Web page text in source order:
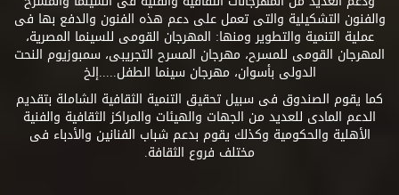
والفنون التشكيلية والتى تعمل على دعم هذه الفنون والدفع بها فى
عملية التنمية والتطوير ومنها: المهرجان القومى للسينما المصرية،
المهرجان القومى للمسرح، مهرجان المسرح التجريبى، سمبوزيوم النحت
الدولى بأسوان، مهرجان سينما الطفل.....إلخ
كما يقوم الصندوق فى سبيل تحقيق التنمية الثقافية الشاملة بتقديم
الدعم المادى للعديد من الجهات والهيئات والمراكز الثقافية والفنية
الأهلية والحكومية وكذلك يقوم بدعم شباب الفنانين والأدباء فى
مختلف فروع الثقافة.